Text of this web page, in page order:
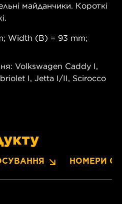
майданчики. Короткі
Width (B) = 93 mm;
Volkswagen Caddy I,
I, Jetta I/II, Scirocco
НОМЕРИ OE